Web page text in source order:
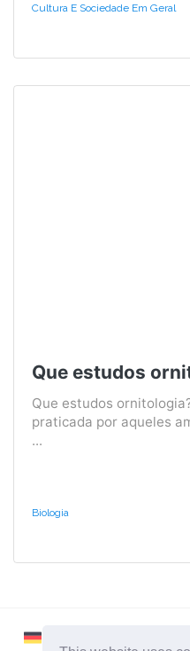
Cultura E Sociedade Em Geral
Que estudos
Que estudos
praticada por aqueles
...
Biologia